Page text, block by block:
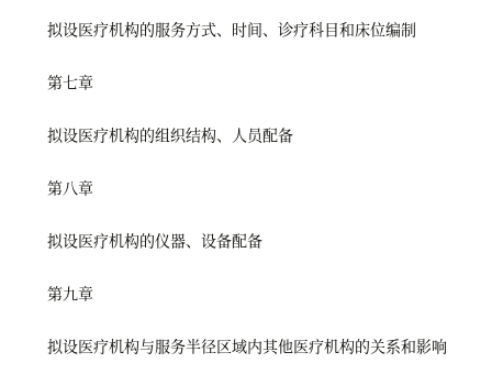
拟设医疗机构的服务方式、时间、诊疗科目和床位编制
第七章
拟设医疗机构的组织结构、人员配备
第八章
拟设医疗机构的仪器、设备配备
第九章
拟设医疗机构与服务半径区域内其他医疗机构的关系和影响